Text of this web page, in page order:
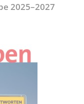
2025–2027